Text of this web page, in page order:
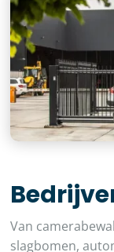
Van
slagbomen,